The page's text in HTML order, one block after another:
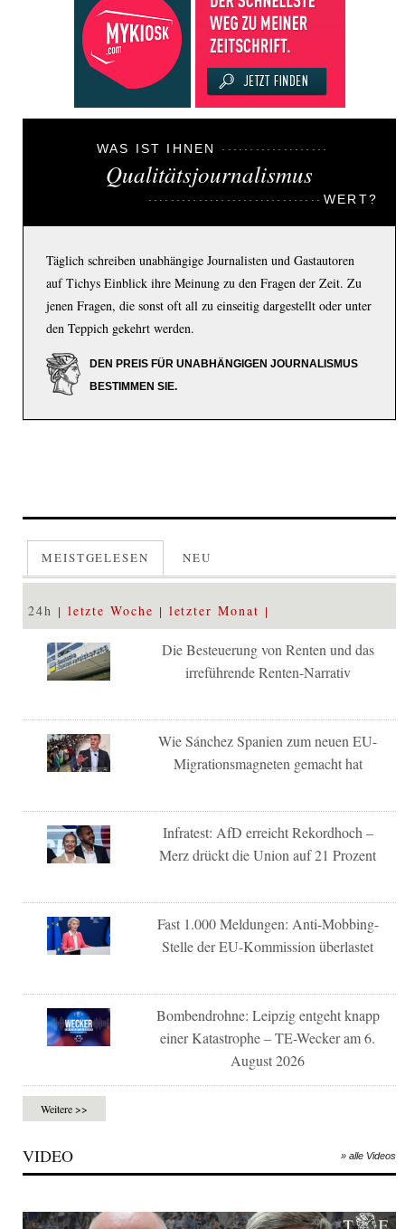
WAS IST IHNEN
Qualitätsjournalismus
WERT?
Täglich schreiben unabhängige Journalisten und Gastautoren
auf Tichys Einblick ihre Meinung zu den Fragen der Zeit. Zu
jenen Fragen, die sonst oft all zu einseitig dargestellt oder unter
den Teppich gekehrt werden.
DEN PREIS FÜR UNABHÄNGIGEN JOURNALISMUS
BESTIMMEN SIE.
MEISTGELESEN NEU
24h letzte Woche letzter Monat
Die Besteuerung von Renten und das
irreführende Renten-Narrativ
Wie Sánchez Spanien zum neuen EU-
Migrationsmagneten gemacht hat
Infratest: AfD erreicht Rekordhoch –
Merz drückt die Union auf 21 Prozent
Fast 1.000 Meldungen: Anti-Mobbing-
Stelle der EU-Kommission überlastet
Bombendrohne: Leipzig entgeht knapp
einer Katastrophe – TE-Wecker am 6.
August 2026
Weitere >>
VIDEO » alle Videos